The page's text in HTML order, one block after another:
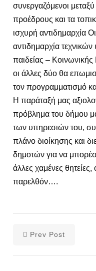
συνεργαζόμενοι
προέδρους και τα
ισχυρή αντιδημαρχία
αντιδημαρχία
παιδείας –
οι άλλες δύο θα
τον προγραμματισμό
Η παράταξή μας
πρόβλημα του δήμου
των υπηρεσιών του,
πλάνο διοίκησης και
δημοτών για να
άλλες χαμένες
παρελθόν….
Prev Post